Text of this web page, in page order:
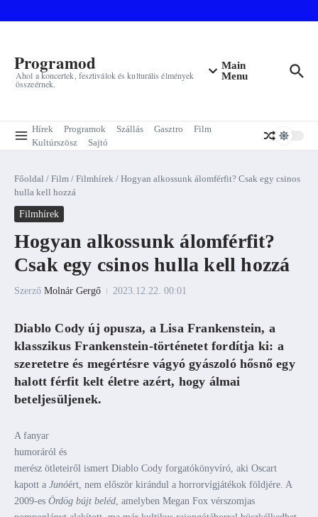
Programod
Ahol a koncertek, fesztiválok és kulturális élmények
összeérnek.
Main
Menu
Hírek Programok Szállás Gasztro
Film
Kultúrszösz
Sajtó
Főoldal / Film / Filmhírek / Hogyan alkossunk álomférfit? Csak egy csinos
hulla kell hozzá
Filmhírek
Hogyan alkossunk álomférfit?
Csak egy csinos hulla kell hozzá
Szerző Molnár Gergő 2023.12.22. 00:01
Diablo Cody új opusza, a Lisa Frankenstein, a
klasszikus Frankenstein-történetet fordítja ki: a
szeretetre és megértésre vágyó gyászoló hősnő egy
halott férfit kelt életre azért, hogy álmai
beteljesüljenek.
A fanyar
humoráról és
merész ötleteiről ismert Diablo Cody forgatókönyvíró, aki Oscart
kapott a Junóért, nem először kirándul a horrorvígjátékok földjére. A
2009-es Ördög bújt beléd, amelyben Megan Fox vérszomjas